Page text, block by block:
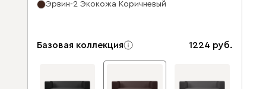
Эрвин-2 Экокожа Коричневый
Базовая коллекция 1224